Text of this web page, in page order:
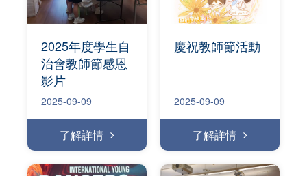
2025年度學生自
治會教師節感恩
影片
2025-09-09
了解詳情
慶祝教師節活動
2025-09-09
了解詳情